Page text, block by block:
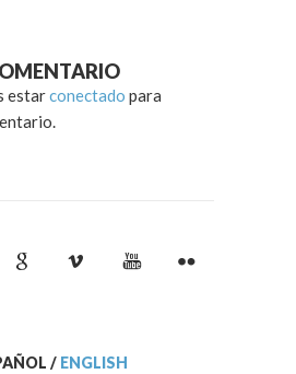
estarconectado para
/ ENGLISH